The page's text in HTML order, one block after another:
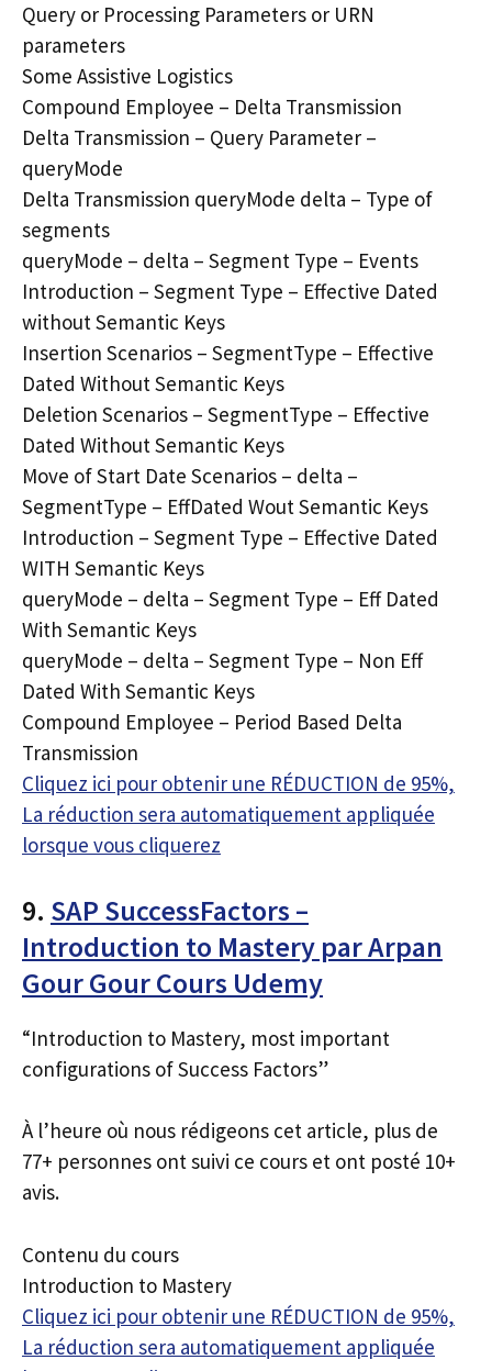
Query or Processing Parameters or URN
parameters
Some Assistive Logistics
Compound Employee – Delta Transmission
Delta Transmission – Query Parameter –
queryMode
Delta Transmission queryMode delta – Type of
segments
queryMode – delta – Segment Type – Events
Introduction – Segment Type – Effective Dated
without Semantic Keys
Insertion Scenarios – SegmentType – Effective
Dated Without Semantic Keys
Deletion Scenarios – SegmentType – Effective
Dated Without Semantic Keys
Move of Start Date Scenarios – delta –
SegmentType – EffDated Wout Semantic Keys
Introduction – Segment Type – Effective Dated
WITH Semantic Keys
queryMode – delta – Segment Type – Eff Dated
With Semantic Keys
queryMode – delta – Segment Type – Non Eff
Dated With Semantic Keys
Compound Employee – Period Based Delta
Transmission
Cliquez ici pour obtenir une RÉDUCTION de 95%,
La réduction sera automatiquement appliquée
lorsque vous cliquerez
9. SAP SuccessFactors –
Introduction to Mastery par Arpan
Gour Gour Cours Udemy
“Introduction to Mastery, most important
configurations of Success Factors”
À l’heure où nous rédigeons cet article, plus de
77+ personnes ont suivi ce cours et ont posté 10+
avis.
Contenu du cours
Introduction to Mastery
Cliquez ici pour obtenir une RÉDUCTION de 95%,
La réduction sera automatiquement appliquée